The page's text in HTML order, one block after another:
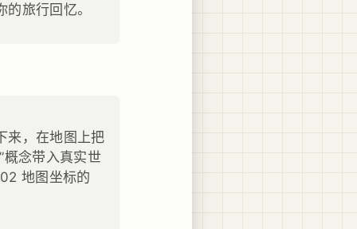
旅行回忆。
来，在地图上把
概念带入真实世
地图坐标的